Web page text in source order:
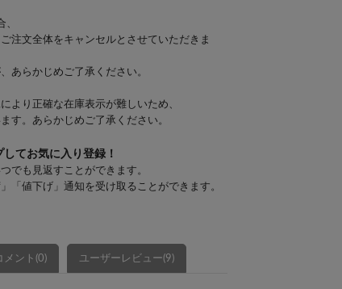
注文全体をキャンセルとさせていただきま
あらかじめご了承ください。
より正確な在庫表示が難しいため、
す。あらかじめご了承ください。
してお気に入り登録！
でも見返すことができます。
「値下げ」通知を受け取ることができます。
メント(0) ユーザーレビュー(9)